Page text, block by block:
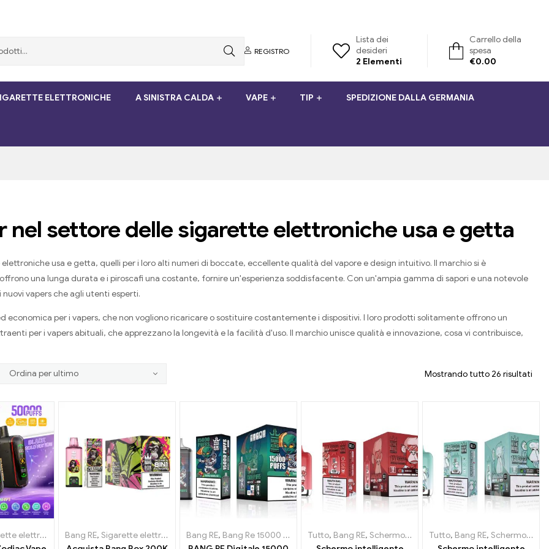
REGISTRO
Lista dei
desideri
2 Elementi
Carrello della
spesa
€0.00
ELETTRONICHE A SINISTRA CALDA VAPE TIP SPEDIZIONE DALLA GERMANIA
nel settore delle sigarette elettroniche usa e getta
usa e getta, quelli per i loro alti numeri di boccate, eccellente qualità del vapore e design intuitivo. Il marchio si è
una lunga durata e i piroscafi una costante, fornire un'esperienza soddisfacente. Con un'ampia gamma di sapori e una notevole
vapers che agli utenti esperti.
economica per i vapers, che non vogliono ricaricare o sostituire costantemente i dispositivi. I loro prodotti solitamente offrono un
per i vapers abituali, che apprezzano la longevità e la facilità d'uso. Il marchio unisce qualità e innovazione, cosa vi contribuisce,
Mostrando tutto 26 risultati
usa e getta ,Sigarette elettroniche usa e getta Belgio,Sigarette elettroniche usa e getta Danimarca
Bang RE, Sigarette elettroniche usa e getta ,Sigarette elettroniche usa e getta Belgio,Sigarette elettroniche usa e getta
Bang RE, Bang Re 15000 sbuffi ,Sigaretta elettronica usa e getta con nicotina, Sigarette
Tutto, Bang RE, Schermo intelligente Bang King 15000 Soffio Tutto, Bang RE, Schermo intelligente Bang King 15000 Soffio